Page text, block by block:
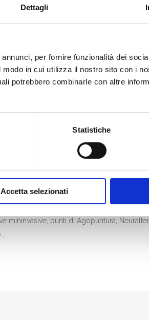
Dettagli
per fornire funzionalità dei
in cui utilizza il nostro sito con i
potrebbero combinarle con altre
Statistiche
Accetta selezionati
SPECIALISTA
MESOTERAPIA
del DOLORE nei problemi Osteo-
mininvasive, punti di Agopuntura,